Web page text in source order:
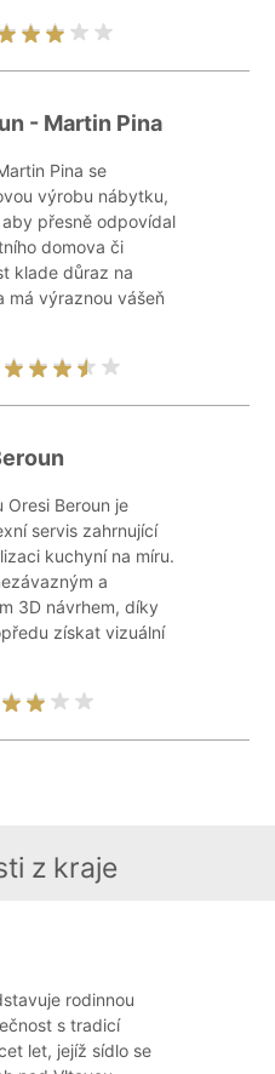
- Martin Pina
Pina se
výrobu nábytku,
přesně odpovídal
domova či
klade důraz na
má výraznou vášeň
Beroun je
servis zahrnující
kuchyní na míru.
a
3D návrhem, díky
získat vizuální
z kraje
rodinnou
s tradicí
let, jejíž sídlo se